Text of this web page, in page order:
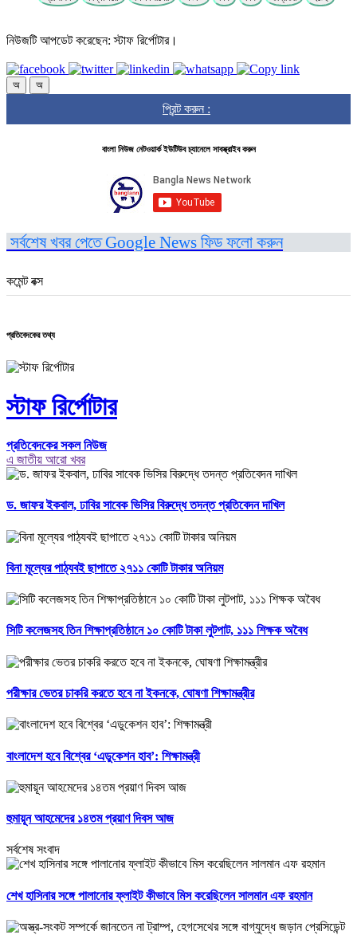
নিউজটি আপডেট করেছেন: স্টাফ রির্পোটার।
অ অ
প্রিন্ট করুন :
বাংলা নিউজ নেটওয়ার্ক ইউটিউব চ্যানেলে সাবস্ক্রাইব করুন
সর্বশেষ খবর পেতে Google News ফিড ফলো করুন
কমেন্ট বক্স
প্রতিবেদকের তথ্য
স্টাফ রির্পোটার
প্রতিবেদকের সকল নিউজ
এ জাতীয় আরো খবর
ড. জাফর ইকবাল, ঢাবির সাবেক ভিসির বিরুদ্ধে তদন্ত প্রতিবেদন দাখিল
বিনা মূল্যের পাঠ্যবই ছাপাতে ২৭১১ কোটি টাকার অনিয়ম
সিটি কলেজসহ তিন শিক্ষাপ্রতিষ্ঠানে ১০ কোটি টাকা লুটপাট, ১১১ শিক্ষক অবৈধ
পরীক্ষার ভেতর চাকরি করতে হবে না ইকনকে, ঘোষণা শিক্ষামন্ত্রীর
বাংলাদেশ হবে বিশ্বের ‘এডুকেশন হাব’: শিক্ষামন্ত্রী
হুমায়ূন আহমেদের ১৪তম প্রয়াণ দিবস আজ
সর্বশেষ সংবাদ
শেখ হাসিনার সঙ্গে পালানোর ফ্লাইট কীভাবে মিস করেছিলেন সালমান এফ রহমান